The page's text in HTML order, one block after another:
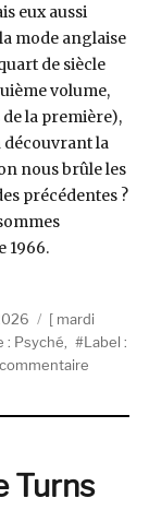
eux aussi
mode anglaise
de siècle
volume,
de la première),
découvrant la
nous brûle les
précédentes ?
1966.
Bad Records) »
Catégories
mardi
: Psyché,
Label :
(Born
Bad
Turns